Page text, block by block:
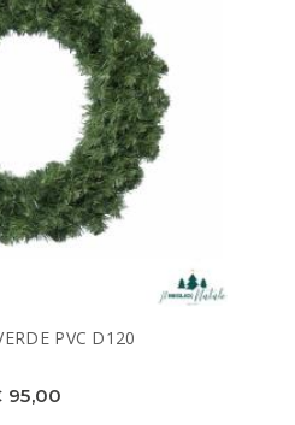
PVC D120
95,00